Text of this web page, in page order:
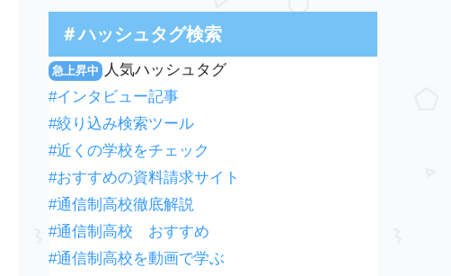
＃ハッシュタグ検索
急上昇中
人気ハッシュタグ
#インタビュー記事
#絞り込み検索ツール
#近くの学校をチェック
#おすすめの資料請求サイト
#通信制高校徹底解説
#通信制高校 おすすめ
#通信制高校を動画で学ぶ